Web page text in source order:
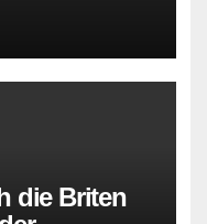
die Briten